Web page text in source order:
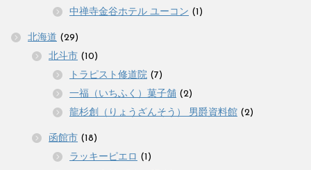
中禅寺金谷ホテル ユーコン (1)
北海道 (29)
北斗市 (10)
トラピスト修道院 (7)
一福（いちふく）菓子舗 (2)
龍杉創（りょうざんそう） 男爵資料館 (2)
函館市 (18)
ラッキーピエロ (1)